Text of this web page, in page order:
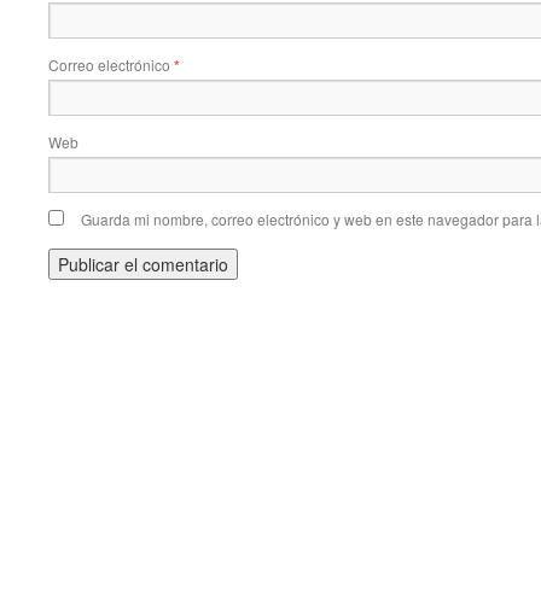
Correo electrónico *
Web
Guarda mi nombre, correo electrónico y web en este navegador para